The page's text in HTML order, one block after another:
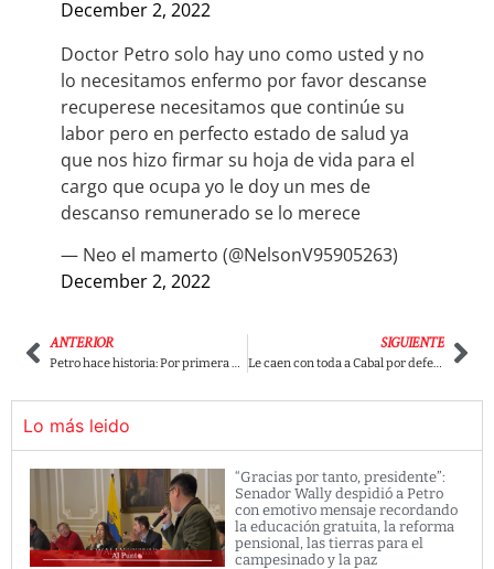
December 2, 2022
Doctor Petro solo hay uno como usted y no
lo necesitamos enfermo por favor descanse
recuperese necesitamos que continúe su
labor pero en perfecto estado de salud ya
que nos hizo firmar su hoja de vida para el
cargo que ocupa yo le doy un mes de
descanso remunerado se lo merece
— Neo el mamerto (@NelsonV95905263)
December 2, 2022
ANTERIOR
Petro hace historia: Por primera vez se lleva a cabo en Colombia la Convención Nacional Campesina
SIGUIENTE
Le caen con toda a Cabal por defender a empresario que habría abusado de los derechos de sus empleados
Lo más leido
“Gracias por tanto, presidente”:
Senador Wally despidió a Petro
con emotivo mensaje recordando
la educación gratuita, la reforma
pensional, las tierras para el
campesinado y la paz